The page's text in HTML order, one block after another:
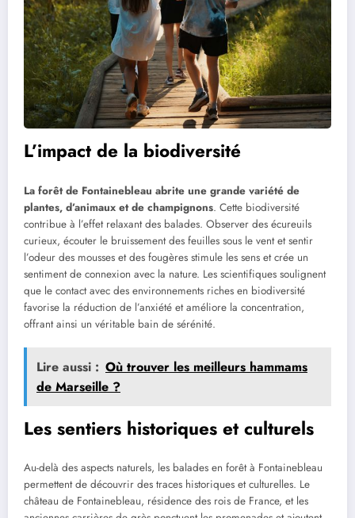
L’impact de la biodiversité
La forêt de Fontainebleau abrite une grande variété de
plantes, d’animaux et de champignons. Cette biodiversité
contribue à l’effet relaxant des balades. Observer des écureuils
curieux, écouter le bruissement des feuilles sous le vent et sentir
l’odeur des mousses et des fougères stimule les sens et crée un
sentiment de connexion avec la nature. Les scientifiques soulignent
que le contact avec des environnements riches en biodiversité
favorise la réduction de l’anxiété et améliore la concentration,
offrant ainsi un véritable bain de sérénité.
Lire aussi : Où trouver les meilleurs hammams
de Marseille ?
Les sentiers historiques et culturels
Au-delà des aspects naturels, les balades en forêt à Fontainebleau
permettent de découvrir des traces historiques et culturelles. Le
château de Fontainebleau, résidence des rois de France, et les